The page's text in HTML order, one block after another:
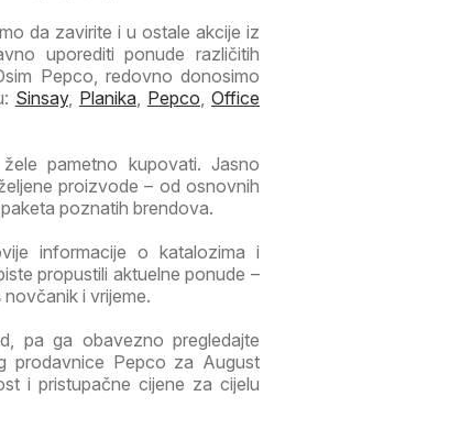
da zavirite i u ostale akcije iz
uporediti ponude različitih
Pepco, redovno donosimo
Sinsay, Planika, Pepco ,Office
pametno kupovati. Jasno
proizvode – od osnovnih
poznatih brendova.
informacije o katalozima i
propustili aktuelne ponude –
i vrijeme.
pa ga obavezno pregledajte
prodavnice Pepco za August
i pristupačne cijene za cijelu